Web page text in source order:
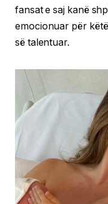
fansat e saj kanë
emocionuar për
së talentuar.